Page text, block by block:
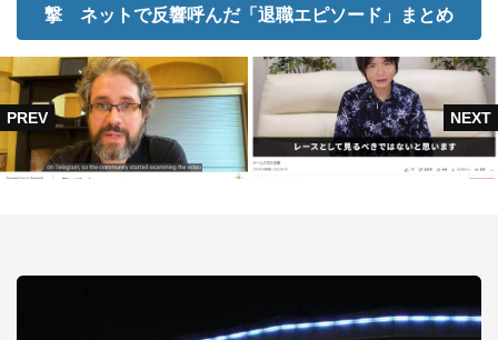
撃 ネットで反響呼んだ「退職エピソード」まとめ